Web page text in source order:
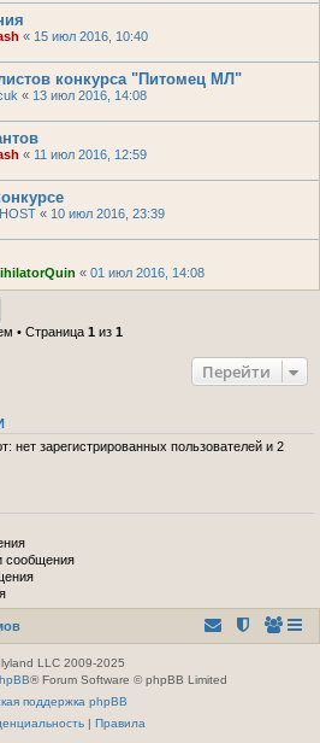
« 15 июл 2016, 10:40
конкурса "Питомец МЛ"
« 13 июл 2016, 14:08
« 11 июл 2016, 12:59
« 10 июл 2016, 23:39
« 01 июл 2016, 14:08
• Страница 1из 1
Перейти
нет зарегистрированных пользователей и 2
сообщения
LLC 2009-2025
® Forum Software © phpBB Limited
поддержка phpBB
| Правила